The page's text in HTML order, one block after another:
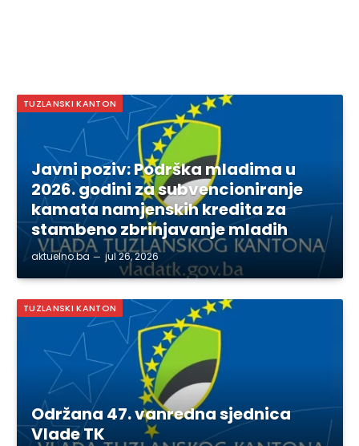
TUZLANSKI KANTON
Javni poziv: Podrška mladima u
2026. godini za subvencioniranje
kamata namjenskih kredita za
stambeno zbrinjavanje mladih
aktuelno.ba jul 26, 2026
TUZLANSKI KANTON
Održana 47. vanredna sjednica
Vlade TK